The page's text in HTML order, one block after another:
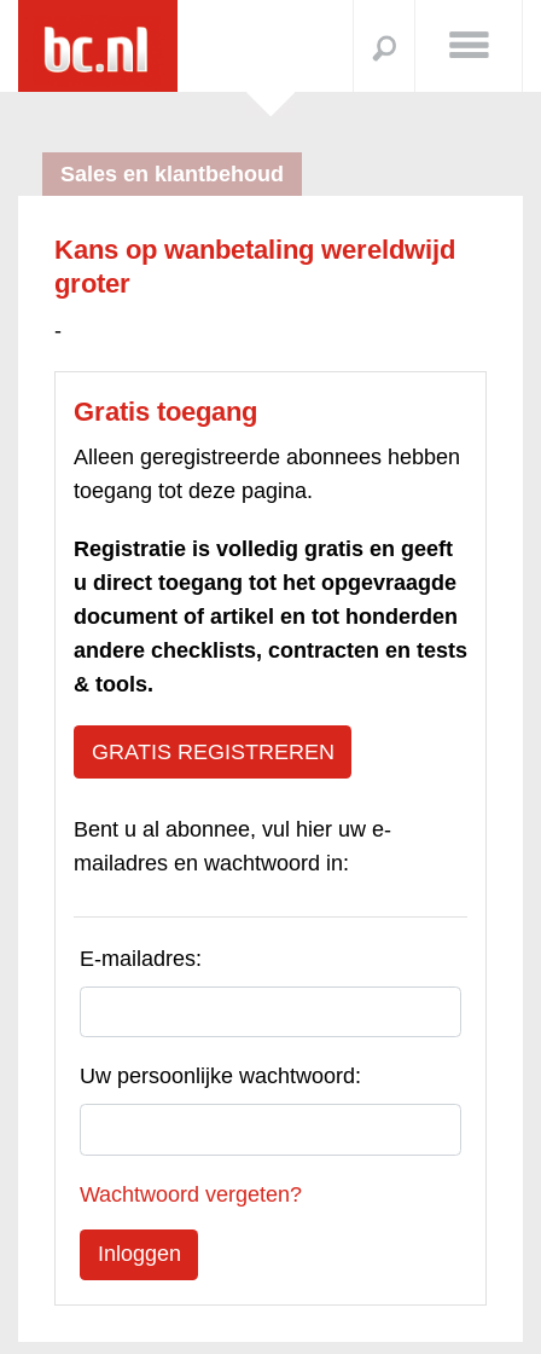
Sales en klantbehoud
Kans op wanbetaling wereldwijd
groter
-
Gratis toegang
Alleen geregistreerde abonnees hebben
toegang tot deze pagina.
Registratie is volledig gratis en geeft
u direct toegang tot het opgevraagde
document of artikel en tot honderden
andere checklists, contracten en tests
& tools.
GRATIS REGISTREREN
Bent u al abonnee, vul hier uw e-
mailadres en wachtwoord in:
E-mailadres:
Uw persoonlijke wachtwoord:
Wachtwoord vergeten?